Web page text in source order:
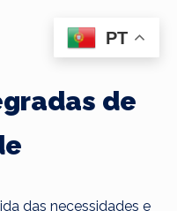
PT
de
das necessidades e